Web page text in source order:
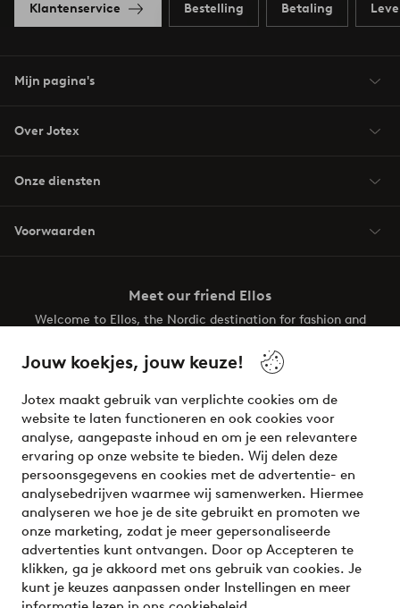
Jouw koekjes, jouw keuze!
Jotex maakt gebruik van verplichte cookies om de
website te laten functioneren en ook cookies voor
analyse, aangepaste inhoud en om je een relevantere
ervaring op onze website te bieden. Wij delen deze
persoonsgegevens en cookies met de advertentie- en
analysebedrijven waarmee wij samenwerken. Hiermee
analyseren we hoe je de site gebruikt en promoten we
onze marketing, zodat je meer gepersonaliseerde
advertenties kunt ontvangen. Door op Accepteren te
klikken, ga je akkoord met ons gebruik van cookies. Je
kunt je keuzes aanpassen onder Instellingen en meer
Klantenservice Bestelling Betaling
Mijn pagina's
Over Jotex
Onze diensten
Voorwaarden
Meet our friend Ellos
Welcome to Ellos, the Nordic destination for fashion and
your wardrobe. Your next inspiring look is here!
Veilig betalen - Nu betalen of opsplitsen
Wil je meer weten over onze betaalopties?